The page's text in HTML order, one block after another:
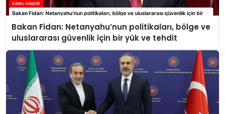
Bakan Fidan: Netanyahu’nun politikaları, bölge ve
uluslararası güvenlik için bir yük ve tehdit